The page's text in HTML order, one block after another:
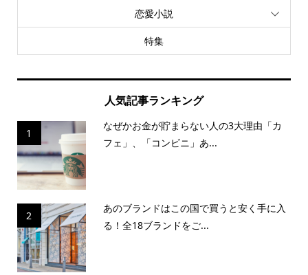
恋愛小説
特集
人気記事ランキング
1
なぜかお金が貯まらない人の3大理由「カ
フェ」、「コンビニ」あ...
2
あのブランドはこの国で買うと安く手に入
る！全18ブランドをご...